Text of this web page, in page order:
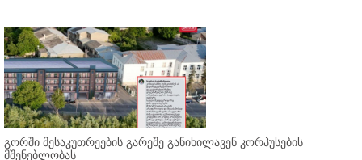
გორში მესაკუთრეების გარეშე განიხილავენ კორპუსების
მშენებლობას